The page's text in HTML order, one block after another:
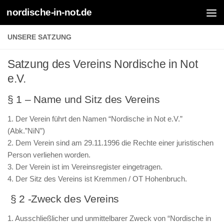
Zum Inhalt springen
nordische-in-not.de
UNSERE SATZUNG
Satzung des Vereins Nordische in Not
e.V.
§ 1 – Name und Sitz des Vereins
1. Der Verein führt den Namen “Nordische in Not e.V.”
(Abk.”NiN”)
2. Dem Verein sind am 29.11.1996 die Rechte einer juristischen
Person verliehen worden.
3. Der Verein ist im Vereinsregister eingetragen.
4. Der Sitz des Vereins ist Kremmen / OT Hohenbruch.
§ 2 -Zweck des Vereins
1. Ausschließlicher und unmittelbarer Zweck von “Nordische in